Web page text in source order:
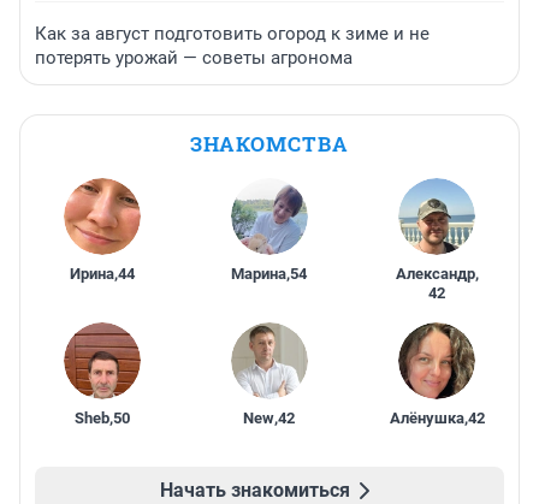
Как за август подготовить огород к зиме и не
потерять урожай — советы агронома
ЗНАКОМСТВА
Ирина,44 Марина,54 Александр,
42
Sheb,50 New,42 Алёнушка,42
Начать знакомиться